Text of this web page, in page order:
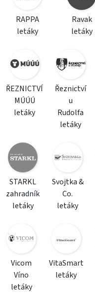
RAPPA
letáky
Ravak
letáky
ŘEZNICTVÍ
MÚÚÚ
letáky
Řeznictví
u
Rudolfa
letáky
STARKL
zahradník
letáky
Svojtka &
Co.
letáky
Vicom
Víno
letáky
VitaSmart
letáky